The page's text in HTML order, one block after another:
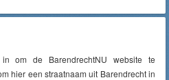
om de BarendrechtNU website te
hier een straatnaam uit Barendrecht in